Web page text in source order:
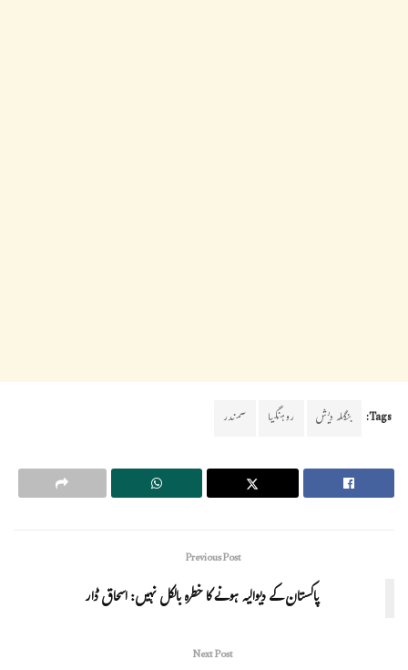
Tags: بنگلہ دیش روہنگیا سمندر
Previous Post
پاکستان کے دیوالیہ ہونے کا خطرہ بالکل نہیں: اسحاق ڈار
Next Post